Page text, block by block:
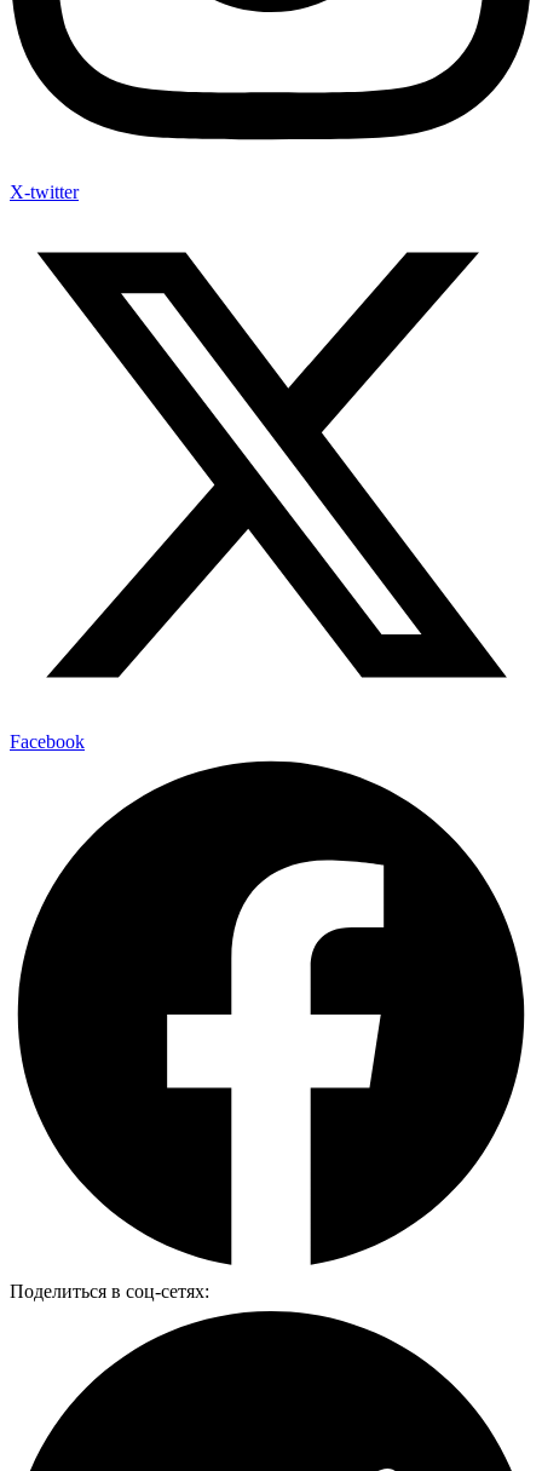
X-twitter
Facebook
Поделиться в соц-сетях: